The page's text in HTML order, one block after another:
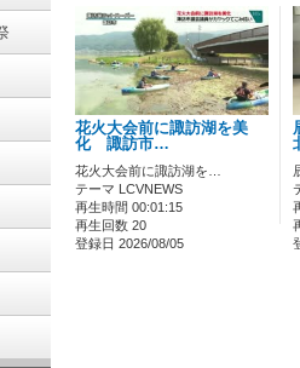
花火大会前に諏訪湖を美
化 諏訪市…
花火大会前に諏訪湖を…
テーマ LCVNEWS
再生時間 00:01:15
再生回数 20
登録日 2026/08/05